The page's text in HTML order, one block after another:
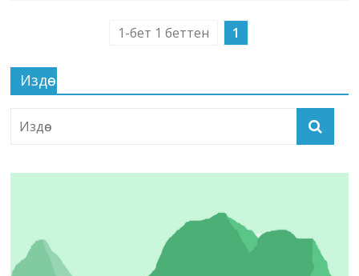
1-бет 1 беттен 1
Издөө